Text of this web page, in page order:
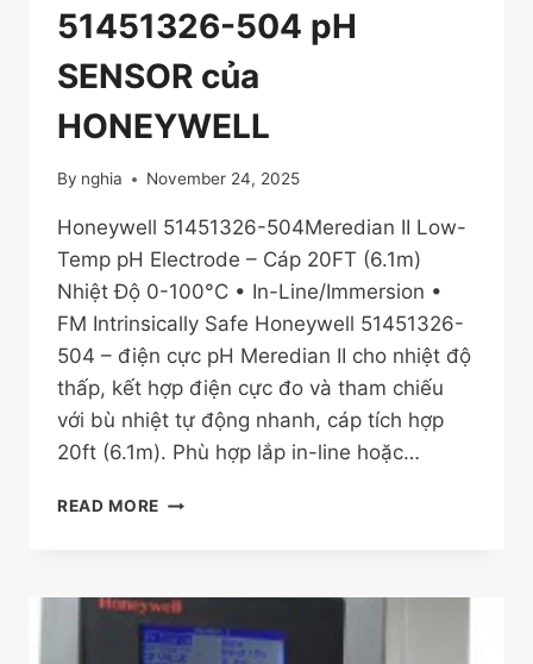
CẢM
BIẾN
ĐO
ĐỘ
DẪN
ĐIỆN
HONEYWELL
51451326-504 pH
SENSOR của
HONEYWELL
By nghia November 24, 2025
Honeywell 51451326-504Meredian II Low-
Temp pH Electrode – Cáp 20FT (6.1m)
Nhiệt Độ 0-100°C • In-Line/Immersion •
FM Intrinsically Safe Honeywell 51451326-
504 – điện cực pH Meredian II cho nhiệt độ
thấp, kết hợp điện cực đo và tham chiếu
với bù nhiệt tự động nhanh, cáp tích hợp
20ft (6.1m). Phù hợp lắp in-line hoặc…
READ MORE 51451326-
CỦA
HONEYWELL